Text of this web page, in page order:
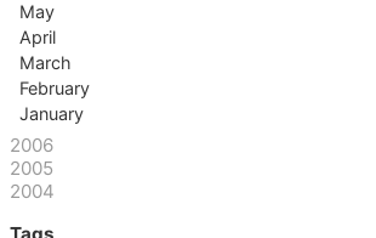
May
April
March
February
January
2006
2005
2004